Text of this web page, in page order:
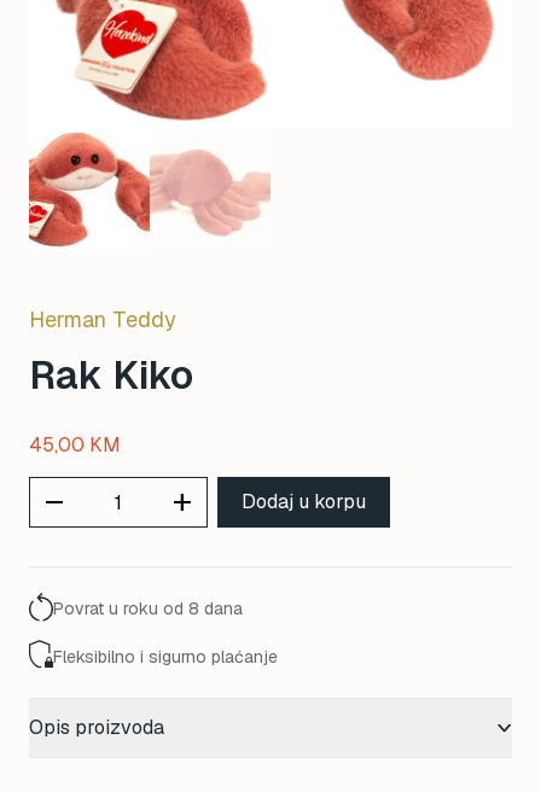
Herman Teddy
Rak Kiko
45,00 KM
remove add Dodaj u korpu
Povrat u roku od 8 dana
Fleksibilno i sigurno plaćanje
Opis proizvoda